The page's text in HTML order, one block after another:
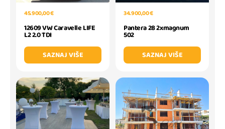
45.900,00 €
12609 VW Caravelle LIFE
L2 2.0 TDI
SAZNAJ VIŠE
34.900,00 €
Pantera 28 2xmagnum
502
SAZNAJ VIŠE